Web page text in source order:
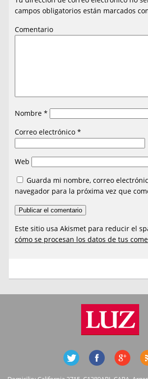
campos obligatorios están marcados
Comentario
Nombre*
Correo electrónico*
Web
Guarda mi nombre, correo
navegador para la próxima vez que
Este sitio usa Akismet para reducir el
cómo se procesan los datos de tus